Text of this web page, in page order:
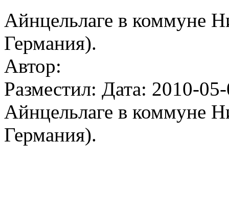
Айнцельлаге в коммуне
Германия).
Автор:
Разместил: Дата: 2010-
Айнцельлаге в коммуне
Германия).